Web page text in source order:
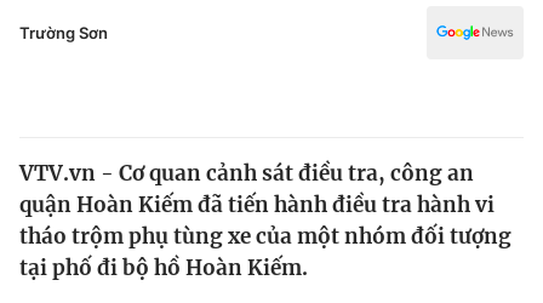
Thế giới
Tin tức
Kinh tế
Trường Sơn
VTV.vn - Cơ quan cảnh sát điều tra, công an
quận Hoàn Kiếm đã tiến hành điều tra hành vi
tháo trộm phụ tùng xe của một nhóm đối tượng
tại phố đi bộ hồ Hoàn Kiếm.